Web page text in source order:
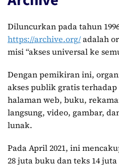
Diluncurkan pada tahun
https://archive.org/adalah
misi “akses universal ke
Dengan pemikiran ini,
akses publik gratis
halaman web, buku,
langsung, video, gambar,
lunak.
Pada April 2021, ini
28 juta buku dan teks 14